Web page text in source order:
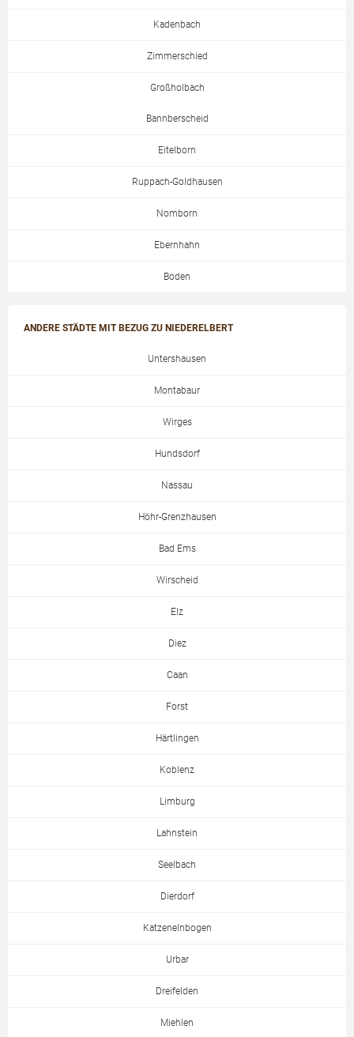
Kadenbach
Zimmerschied
Großholbach
Bannberscheid
Eitelborn
Ruppach-Goldhausen
Nomborn
Ebernhahn
Boden
ANDERE STÄDTE MIT BEZUG ZU NIEDERELBERT
Untershausen
Montabaur
Wirges
Hundsdorf
Nassau
Höhr-Grenzhausen
Bad Ems
Wirscheid
Elz
Diez
Caan
Forst
Härtlingen
Koblenz
Limburg
Lahnstein
Seelbach
Dierdorf
Katzenelnbogen
Urbar
Dreifelden
Miehlen